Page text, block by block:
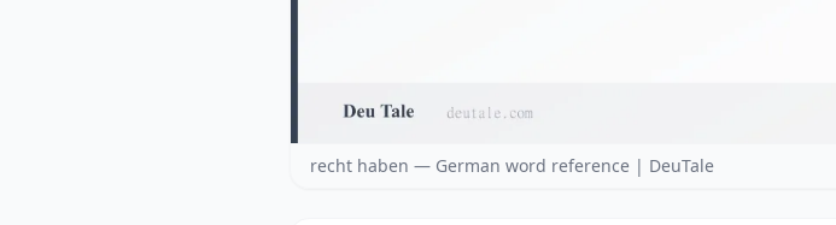
recht haben — German word reference | DeuTale